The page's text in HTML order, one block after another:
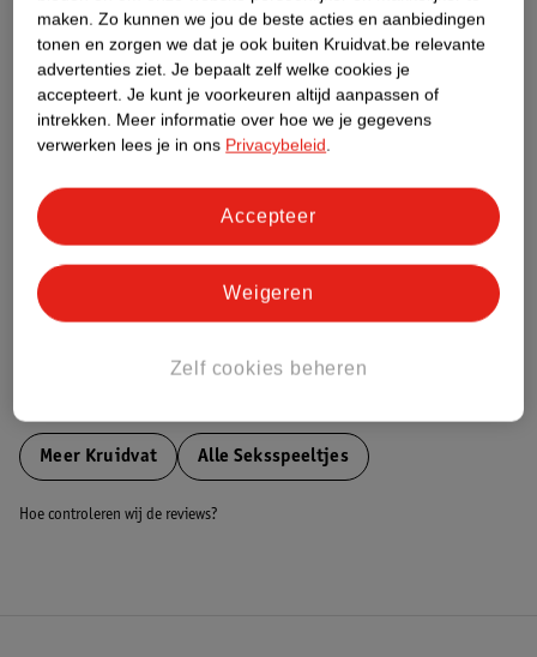
Etiketinformatie
Nature Impact Score
Impact Score.
Meer informatie
Bestel & Bezorginformatie
Meer Kruidvat Alle Seksspeeltjes
Hoe controleren wij de reviews?
maken. Zo kunnen we jou de beste acties en aanbiedingen
tonen en zorgen we dat je ook buiten Kruidvat.be relevante
advertenties ziet. Je bepaalt zelf welke cookies je
accepteert. Je kunt je voorkeuren altijd aanpassen of
intrekken. Meer informatie over hoe we je gegevens
verwerken lees je in ons Privacybeleid.
Zelf cookies beheren
Weigeren
Accepteer